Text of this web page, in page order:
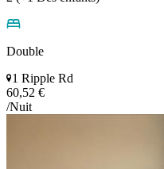
Double
1 Ripple Rd
60,52 €
/Nuit